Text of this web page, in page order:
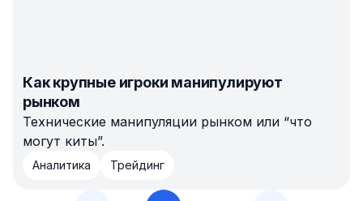
Как крупные игроки манипулируют
рынком
Технические манипуляции рынком или “что
могут киты”.
Аналитика Трейдинг